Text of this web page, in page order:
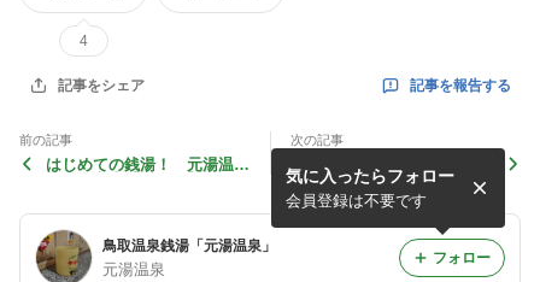
4
記事をシェア 記事を報告する
前の記事
はじめての銭湯！ 元湯温泉
次の記事
雪が降りました！ 駐車場の
様子
鳥取温泉銭湯「元湯温泉」
元湯温泉
気に入ったらフォロー
会員登録は不要です
フォロー